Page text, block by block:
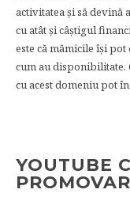
activitatea și să devină
cu atât și câștigul
este că mămicile își
cum au disponibilitate.
cu acest domeniu pot
YOUTUBE